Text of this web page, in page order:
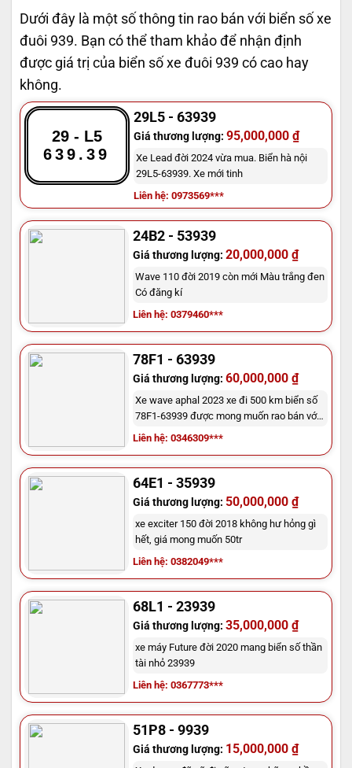
Dưới đây là một số thông tin rao bán với biển số xe
đuôi 939. Bạn có thể tham khảo để nhận định
được giá trị của biển số xe đuôi 939 có cao hay
không.
29 - L5
639.39
29L5 - 63939
Giá thương lượng: 95,000,000 ₫
Xe Lead đời 2024 vừa mua. Biển hà nội
29L5-63939. Xe mới tinh
Liên hệ: 0973569***
24B2 - 53939
Giá thương lượng:20,000,000 ₫
Wave 110 đời 2019 còn mới Màu trắng đen
Có đăng kí
Liên hệ: 0379460***
78F1 - 63939
Giá thương lượng:60,000,000 ₫
Xe wave aphal 2023 xe đi 500 km biển số
78F1-63939 được mong muốn rao bán với
số tiền 60.000.000
Liên hệ: 0346309***
64E1 - 35939
Giá thương lượng:50,000,000 ₫
xe exciter 150 đời 2018 không hư hỏng gì
hết, giá mong muốn 50tr
Liên hệ: 0382049***
68L1 - 23939
Giá thương lượng:35,000,000 ₫
xe máy Future đời 2020 mang biển số thần
tài nhỏ 23939
Liên hệ: 0367773***
51P8 - 9939
Giá thương lượng: 15,000,000 ₫